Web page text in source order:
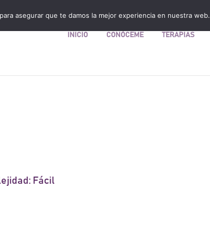
INICIO CONÓCEME TERAPIAS
Fácil
asegurar que te damos la mejor experiencia en nuestra web.